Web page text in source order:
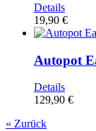
Details
19,90 €
Autopot
Details
129,90 €
« Zurück